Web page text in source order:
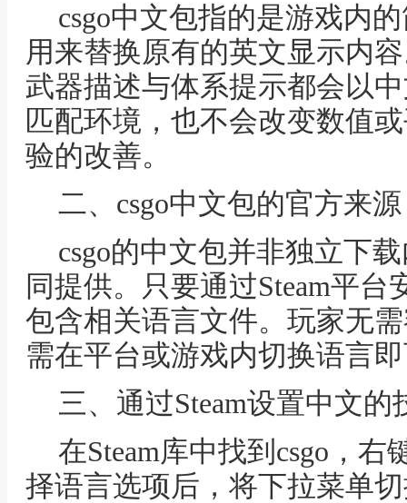
csgo中文包指的是游戏内
用来替换原有的英文显示内
武器描述与体系提示都会以
匹配环境，也不会改变数值
验的改善。
二、csgo中文包的官方来源
csgo的中文包并非独立下
同提供。只要通过Steam平
包含相关语言文件。玩家无
需在平台或游戏内切换语言
三、通过Steam设置中文的
在Steam库中找到csgo，
择语言选项后，将下拉菜单